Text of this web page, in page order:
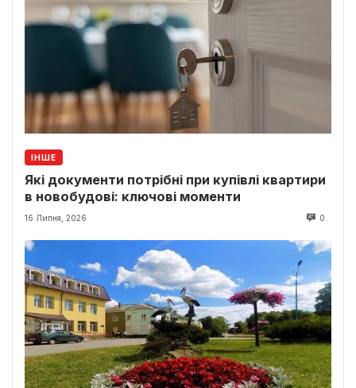
ІНШЕ
Які документи потрібні при купівлі квартири
в новобудові: ключові моменти
16 Липня, 2026 0